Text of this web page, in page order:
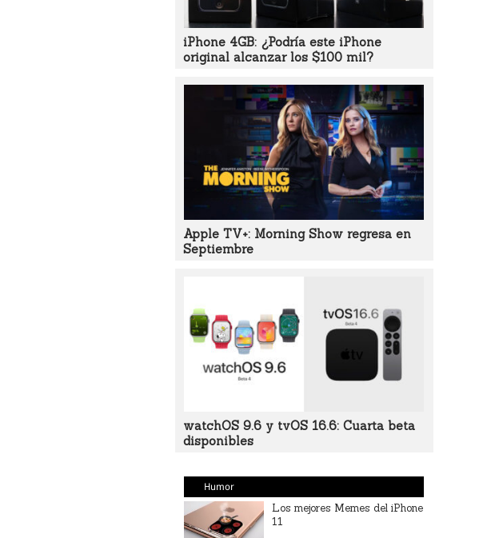
iPhone 4GB: ¿Podría este iPhone
original alcanzar los $100 mil?
Apple TV+: Morning Show regresa en
Septiembre
watchOS 9.6 y tvOS 16.6: Cuarta beta
disponibles
Humor
Los mejores Memes del iPhone
11